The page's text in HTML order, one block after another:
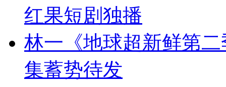
红果短剧独播
林一《地球超新鲜第
集蓄势待发